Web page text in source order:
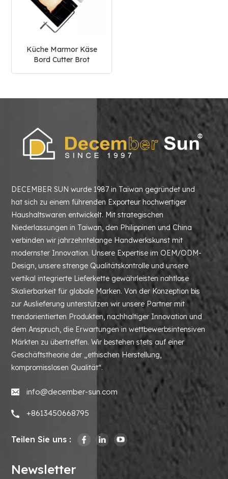
Küche Marmor Käse
Bord Cutter Brot
DECEMBER SUN wurde 1987 in Taiwan gegründet und
hat sich zu einem führenden Exporteur hochwertiger
Haushaltswaren entwickelt. Mit strategischen
Niederlassungen in Taiwan, den Philippinen und China
verbinden wir jahrzehntelange Handwerkskunst mit
modernster Innovation. Unsere Expertise im OEM/ODM-
Design, unsere strenge Qualitätskontrolle und unsere
vertikal integrierte Lieferkette gewährleisten nahtlose
Skalierbarkeit für globale Marken. Von der Konzeption bis
zur Auslieferung unterstützen wir unsere Partner mit
trendorientierten Produkten, nachhaltiger Innovation und
dem Anspruch, die Erwartungen in wettbewerbsintensiven
Märkten zu übertreffen. Wir bestehen stets auf einer
Geschäftstheorie der „ethischen Herstellung,
kompromisslosen Qualität“.
info@december-sun.com
+8613450668795
Teilen Sie uns :
Newsletter